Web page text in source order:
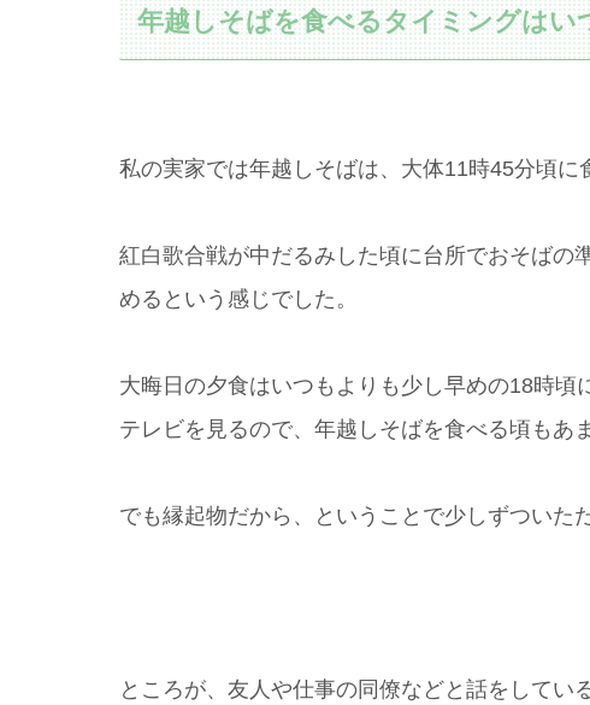
年越しそばを食べるタイミングはい
私の実家では年越しそばは、大体11時45分頃に
紅白歌合戦が中だるみした頃に台所でおそばの
めるという感じでした。
大晦日の夕食はいつもよりも少し早めの18時頃
テレビを見るので、年越しそばを食べる頃もあ
でも縁起物だから、ということで少しずついた
ところが、友人や仕事の同僚などと話をして